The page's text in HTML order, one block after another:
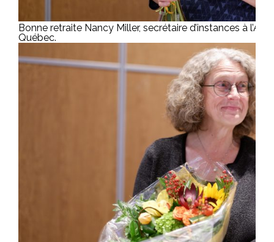
Bonne retraite Nancy Miller, secrétaire d’instances à
Québec.